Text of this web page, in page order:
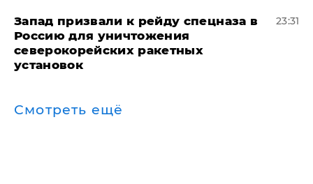
Запад призвали к рейду спецназа в
Россию для уничтожения
северокорейских ракетных
установок
23:31
Смотреть ещё